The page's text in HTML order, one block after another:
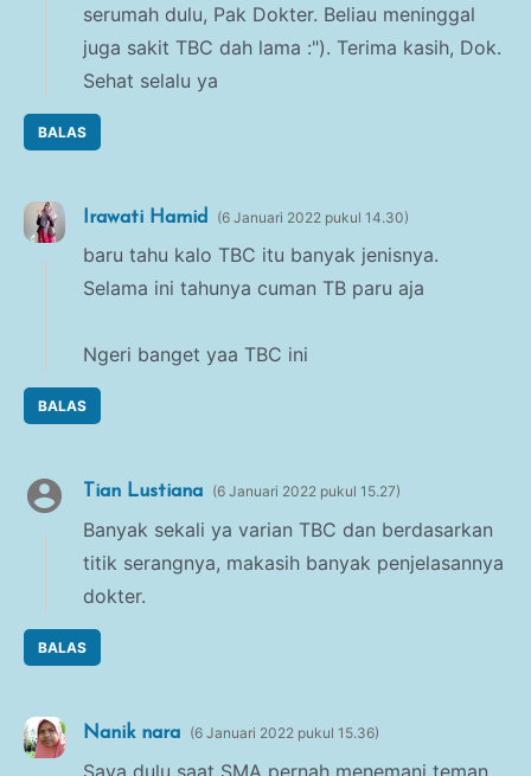
serumah dulu, Pak Dokter. Beliau meninggal
juga sakit TBC dah lama :"). Terima kasih, Dok.
Sehat selalu ya
BALAS
Irawati Hamid 6 Januari 2022 pukul 14.30
baru tahu kalo TBC itu banyak jenisnya.
Selama ini tahunya cuman TB paru aja
Ngeri banget yaa TBC ini
BALAS
Tian Lustiana 6 Januari 2022 pukul 15.27
Banyak sekali ya varian TBC dan berdasarkan
titik serangnya, makasih banyak penjelasannya
dokter.
BALAS
Nanik nara 6 Januari 2022 pukul 15.36
Saya dulu saat SMA pernah menemani teman